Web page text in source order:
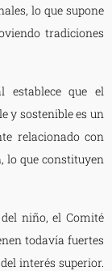
lo que supone
tradiciones
establece que el
y sostenible es un
relacionado con
lo que constituyen
niño, el Comité
todavía fuertes
interés superior.